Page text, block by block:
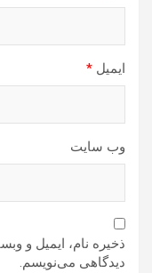
ایمیل *
وب‌ سایت
ذخیره نام، ایمیل و
دیدگاهی می‌نویسم.